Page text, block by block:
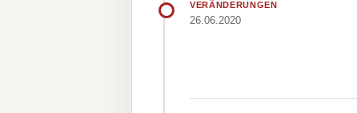
VERÄNDERUNGEN
26.06.2020